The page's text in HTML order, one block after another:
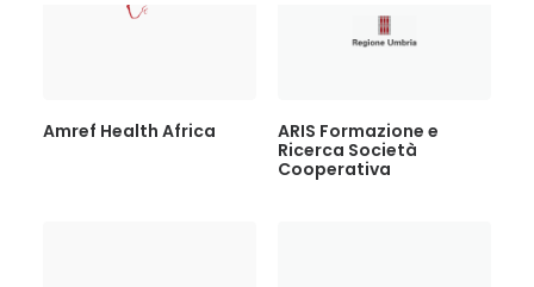
Amref Health Africa
ARIS Formazione e
Ricerca Società
Cooperativa